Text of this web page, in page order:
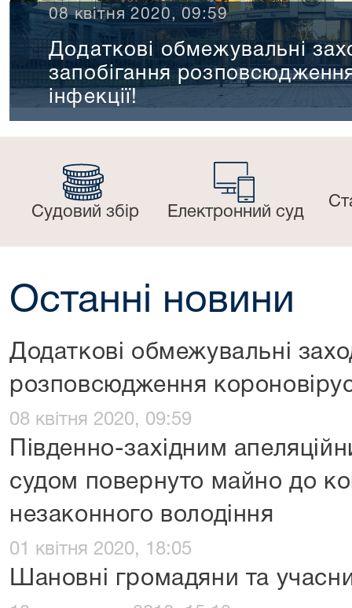
08 квітня 2020, 09:59
Додаткові обмежувальні
запобігання
інфекції!
Судовий збір Електронний суд
Останні новини
Додаткові обмежувальні
розповсюдження
08 квітня 2020, 09:59
Південно-західним
судом повернуто майно до
незаконного володіння
01 квітня 2020, 18:05
Шановні громадяни та